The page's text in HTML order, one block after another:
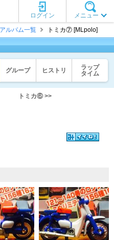
メニュー
ログイン
ルバム一覧 トミカ⑦ [MLpolo]
グループ ヒストリ
ラップ
タイム
トミカ⑥ >>